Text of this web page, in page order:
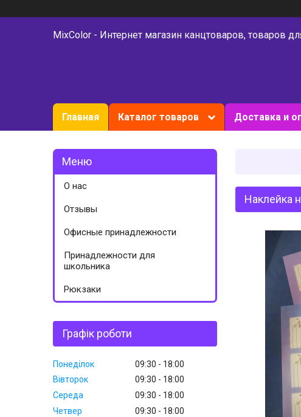
MixColor - Интернет магазин канцтоваров, товаров
Главная Каталог товаров Доставка и
Наклейка
О нас
Отзывы
Офисные принадлежности
Принадлежности для
школьника
Рюкзаки
Графік роботи
Понеділок 09:30
18:00
Вівторок
09:30
18:00
Середа
09:30
18:00
Четвер
09:30
18:00